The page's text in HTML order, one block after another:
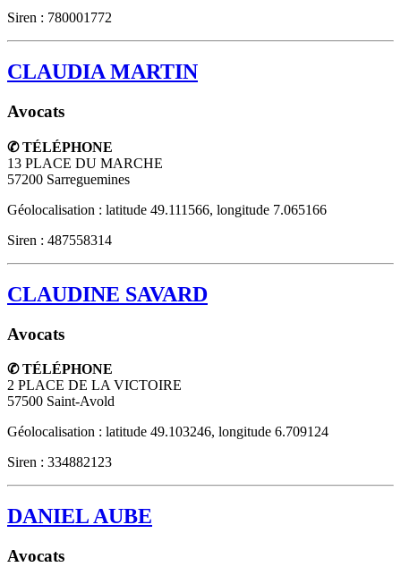
Siren : 780001772
CLAUDIA MARTIN
Avocats
✆ TÉLÉPHONE
13 PLACE DU MARCHE
57200 Sarreguemines
Géolocalisation : latitude 49.111566, longitude 7.065166
Siren : 487558314
CLAUDINE SAVARD
Avocats
✆ TÉLÉPHONE
2 PLACE DE LA VICTOIRE
57500 Saint-Avold
Géolocalisation : latitude 49.103246, longitude 6.709124
Siren : 334882123
DANIEL AUBE
Avocats